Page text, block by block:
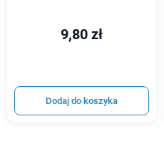
9,80 zł
Dodaj do koszyka